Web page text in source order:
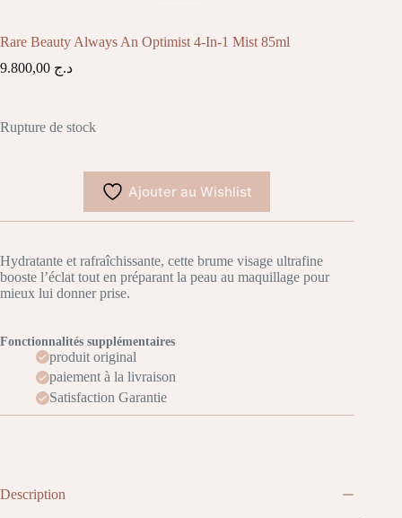
Rare Beauty Always An Optimist 4-In-1 Mist 85ml
د.ج
Rupture de stock
Ajouter au Wishlist
Hydratante et rafraîchissante, cette brume visage ultrafine
booste l’éclat tout en préparant la peau au maquillage pour
mieux lui donner prise.
Fonctionnalités supplémentaires
produit original
paiement à la livraison
Satisfaction Garantie
Description